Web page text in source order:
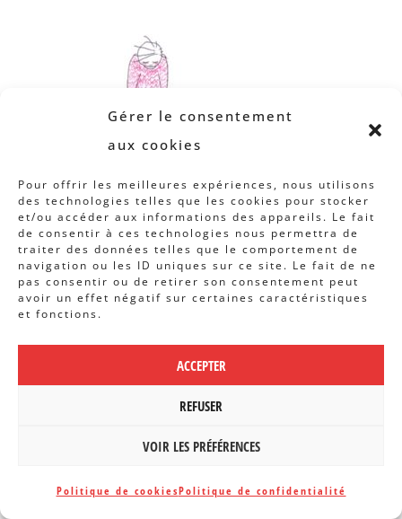
Gérer le consentement
aux cookies
Pour offrir les meilleures expériences, nous utilisons
des technologies telles que les cookies pour stocker
et/ou accéder aux informations des appareils. Le fait
de consentir à ces technologies nous permettra de
traiter des données telles que le comportement de
navigation ou les ID uniques sur ce site. Le fait de ne
pas consentir ou de retirer son consentement peut
avoir un effet négatif sur certaines caractéristiques
et fonctions.
ACCEPTER
REFUSER
VOIR LES PRÉFÉRENCES
Politique de cookiesPolitique de confidentialité
À lire également